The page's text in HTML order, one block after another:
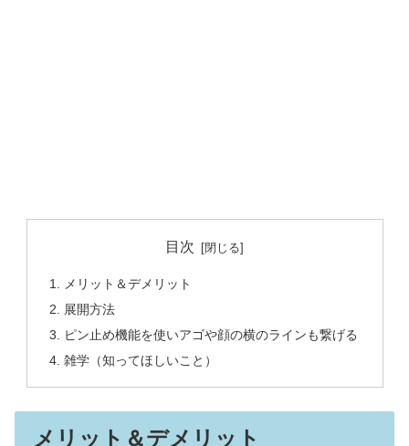
目次
メリット＆デメリット
展開方法
ピン止め機能を使いアゴや顔の横のラインも繋げる
雑学（知ってほしいこと）
メリット＆デメリット